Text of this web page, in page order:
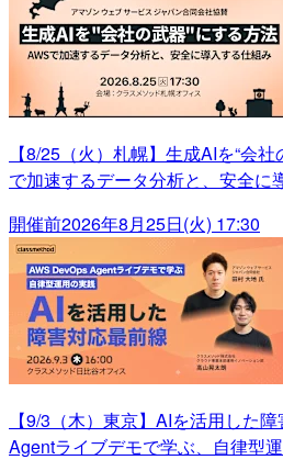
【8/25（火）札幌】生成AIを“会
で加速するデータ分析と、安全に
開催前2026年8月25日(火) 17:30
【9/3（木）東京】AIを活用した
Agentライブデモで学ぶ、自律型